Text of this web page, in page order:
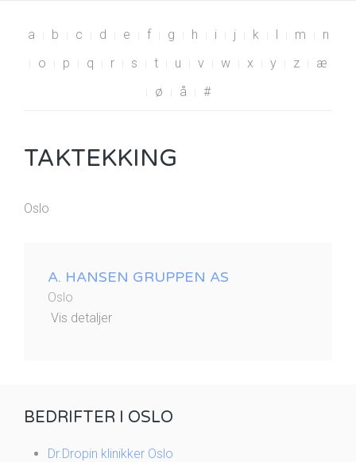
a b c d e f g h i j k l m
n
o
p q r s t u v w x y z
æ
ø
å #
TAKTEKKING
Oslo
A. HANSEN GRUPPEN AS
Oslo
Vis detaljer
BEDRIFTER I OSLO
Dr.Dropin klinikker Oslo